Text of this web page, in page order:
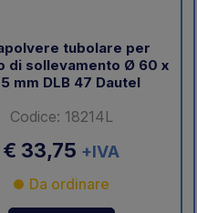
tubolare per
di sollevamento Ø 60 x
mm DLB 47 Dautel
Codice: 18214L
€ 33,75 +IVA
Da ordinare